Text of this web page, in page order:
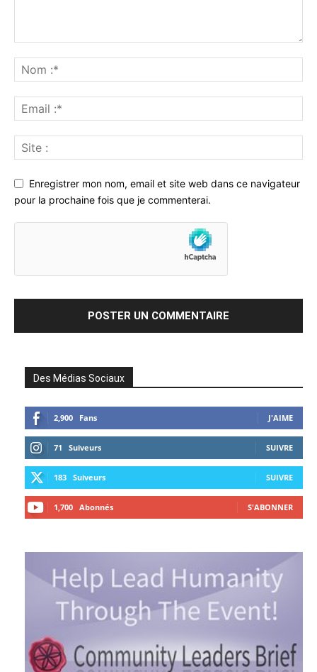
Enregistrer mon nom, email et site web dans ce navigateur
pour la prochaine fois que je commenterai.
Des Médias Sociaux
2,900 Fans J'AIME
71 Suiveurs SUIVRE
183 Suiveurs SUIVRE
1,700 Abonnés S'ABONNER